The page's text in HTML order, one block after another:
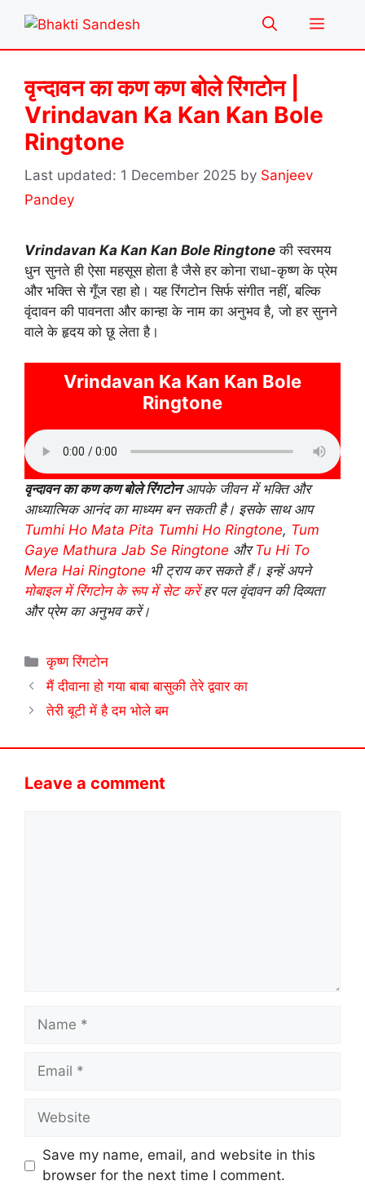
content
Menu
वृन्दावन का कण कण बोले रिंगटोन |
Vrindavan Ka Kan Kan Bole
Ringtone
1 December 2025 by Sanjeev
Pandey
Vrindavan Ka Kan Kan Bole Ringtone की स्वरमय
धुन सुनते ही ऐसा महसूस होता है जैसे हर कोना राधा-कृष्ण के प्रेम
और भक्ति से गूँज रहा हो। यह रिंगटोन सिर्फ संगीत नहीं, बल्कि
वृंदावन की पावनता और कान्हा के नाम का अनुभव है, जो हर सुनने
वाले के हृदय को छू लेता है।
Vrindavan Ka Kan Kan Bole
Ringtone
वृन्दावन का कण कण बोले रिंगटोनआपके जीवन में भक्ति और
आध्यात्मिक आनंद का माध्यम बन सकती है। इसके साथ आप
Tumhi Ho Mata Pita Tumhi Ho Ringtone, Tum
Gaye Mathura Jab Se Ringtone और Tu Hi To
Mera Hai Ringtone भी ट्राय कर सकते हैं। इन्हें अपने
मोबाइल में रिंगटोन के रूप में सेट करेंहर पल वृंदावन की दिव्यता
और प्रेम का अनुभव करें।
Categories
कृष्ण रिंगटोन
मैं दीवाना हो गया बाबा बासुकी तेरे द्ववार का
तेरी बूटी में है दम भोले बम
Leave a comment
Name
Email
Website
Save my name, email, and website in this
browser for the next time I comment.